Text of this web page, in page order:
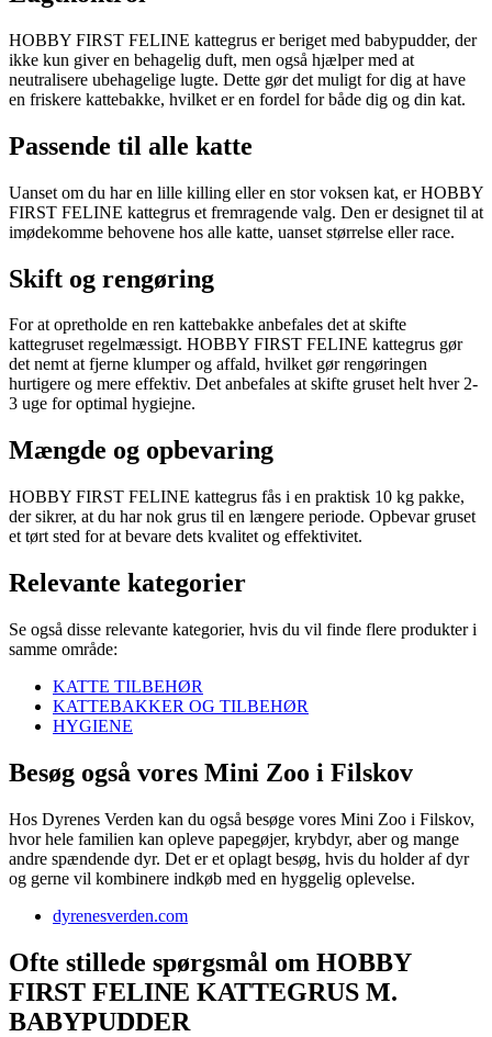
HOBBY FIRST FELINE kattegrus er beriget med babypudder, der
ikke kun giver en behagelig duft, men også hjælper med at
neutralisere ubehagelige lugte. Dette gør det muligt for dig at have
en friskere kattebakke, hvilket er en fordel for både dig og din kat.
Passende til alle katte
Uanset om du har en lille killing eller en stor voksen kat, er HOBBY
FIRST FELINE kattegrus et fremragende valg. Den er designet til at
imødekomme behovene hos alle katte, uanset størrelse eller race.
Skift og rengøring
For at opretholde en ren kattebakke anbefales det at skifte
kattegruset regelmæssigt. HOBBY FIRST FELINE kattegrus gør
det nemt at fjerne klumper og affald, hvilket gør rengøringen
hurtigere og mere effektiv. Det anbefales at skifte gruset helt hver 2-
3 uge for optimal hygiejne.
Mængde og opbevaring
HOBBY FIRST FELINE kattegrus fås i en praktisk 10 kg pakke,
der sikrer, at du har nok grus til en længere periode. Opbevar gruset
et tørt sted for at bevare dets kvalitet og effektivitet.
Relevante kategorier
Se også disse relevante kategorier, hvis du vil finde flere produkter i
samme område:
KATTE TILBEHØR
KATTEBAKKER OG TILBEHØR
HYGIENE
Besøg også vores Mini Zoo i Filskov
Hos Dyrenes Verden kan du også besøge vores Mini Zoo i Filskov,
hvor hele familien kan opleve papegøjer, krybdyr, aber og mange
andre spændende dyr. Det er et oplagt besøg, hvis du holder af dyr
og gerne vil kombinere indkøb med en hyggelig oplevelse.
dyrenesverden.com
Ofte stillede spørgsmål om HOBBY
FIRST FELINE KATTEGRUS M.
BABYPUDDER